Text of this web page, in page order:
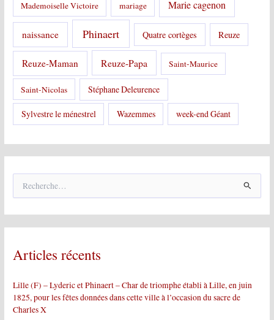
Mademoiselle Victoire mariage Marie cagenon
naissance Phinaert Quatre cortèges Reuze
Reuze-Maman Reuze-Papa Saint-Maurice
Saint-Nicolas Stéphane Deleurence
Sylvestre le ménestrel Wazemmes week-end Géant
h
e
c
r
:
Articles récents
Lille (F) – Lyderic et Phinaert – Char de triomphe établi à Lille, en juin
1825, pour les fêtes données dans cette ville à l’occasion du sacre de
Charles X